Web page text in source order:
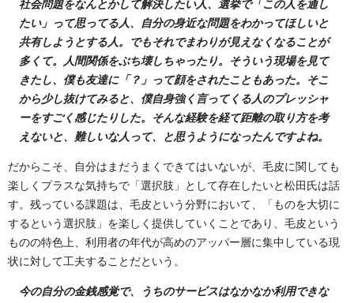
社会問題をなんとかして解決したい人、選挙で「この人を通し
たい」って思ってる人、自分の身近な問題をわかってほしいと
共有しようとする人。でもそれでまわりが見えなくなることが
多くて。人間関係をぶち壊しちゃったり。そういう現場を見て
きたし、僕も友達に「？」って顔をされたこともあった。そこ
から少し抜けてみると、僕自身強く言ってくる人のプレッシャ
ーをすごく感じたりした。そんな経験を経て距離の取り方を考
えないと、難しいな人って、と思うようになったんですよね。
だからこそ、自分はまだうまくできてはいないが、毛皮に関しても
楽しくプラスな気持ちで「選択肢」として存在したいと松田氏は話
す。残っている課題は、毛皮という分野において、「ものを大切に
するという選択肢」を楽しく提供していくことであり、毛皮という
ものの特色上、利用者の年代が高めのアッパー層に集中している現
状に対して工夫することだという。
今の自分の金銭感覚で、うちのサービスはなかなか利用できな